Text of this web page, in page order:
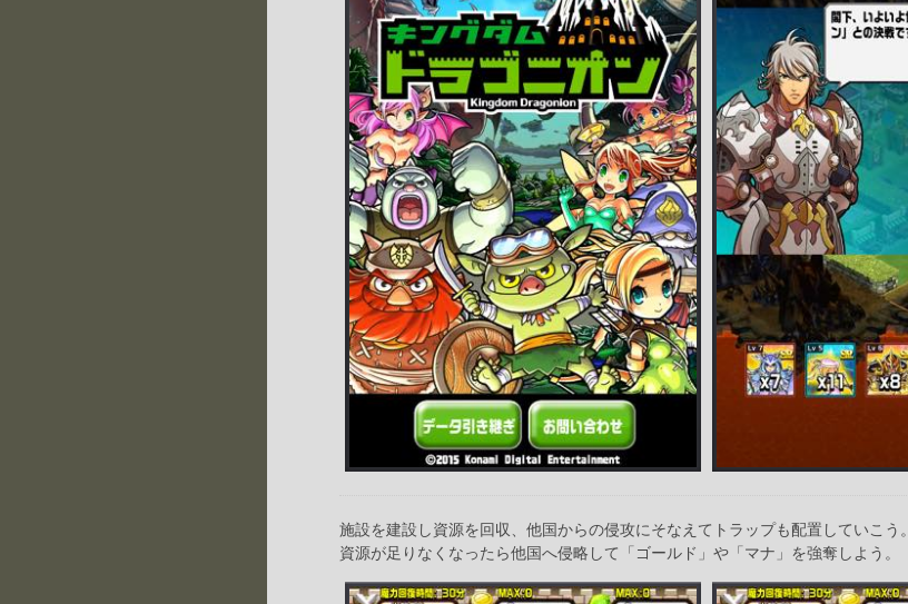
施設を建設し資源を回収、他国からの侵攻にそなえてトラップも配置していこう。
資源が足りなくなったら他国へ侵略して「ゴールド」や「マナ」を強奪しよう。